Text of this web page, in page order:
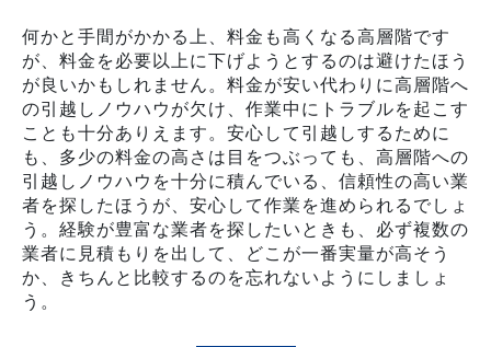
何かと手間がかかる上、料金も高くなる高層階です
が、料金を必要以上に下げようとするのは避けたほう
が良いかもしれません。料金が安い代わりに高層階へ
の引越しノウハウが欠け、作業中にトラブルを起こす
ことも十分ありえます。安心して引越しするために
も、多少の料金の高さは目をつぶっても、高層階への
引越しノウハウを十分に積んでいる、信頼性の高い業
者を探したほうが、安心して作業を進められるでしょ
う。経験が豊富な業者を探したいときも、必ず複数の
業者に見積もりを出して、どこが一番実量が高そう
か、きちんと比較するのを忘れないようにしましょ
う。